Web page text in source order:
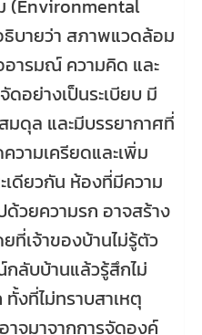
(Environmental
บายว่า สภาพแวดล้อม
ารมณ์ ความคิด และ
อย่างเป็นระเบียบ มี
มดุล และมีบรรยากาศที่
วามเครียดและเพิ่ม
ดียวกัน ห้องที่มีความ
วยความรก อาจสร้าง
ที่เจ้าของบ้านไม่รู้ตัว
ลับบ้านแล้วรู้สึกไม่
งที่ไม่ทราบสาเหตุ
าจมาจากการจัดองค์